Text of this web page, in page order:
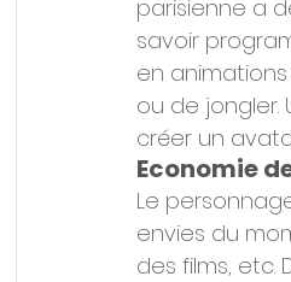
parisienne a
savoir
en
ou de jongler.
créer un
Economie
Le
envies du
des films,